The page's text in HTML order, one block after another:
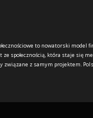
to nowatorski model
społecznością, która staje się
z samym projektem.